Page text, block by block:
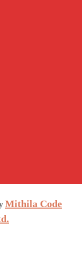
Mithila Code